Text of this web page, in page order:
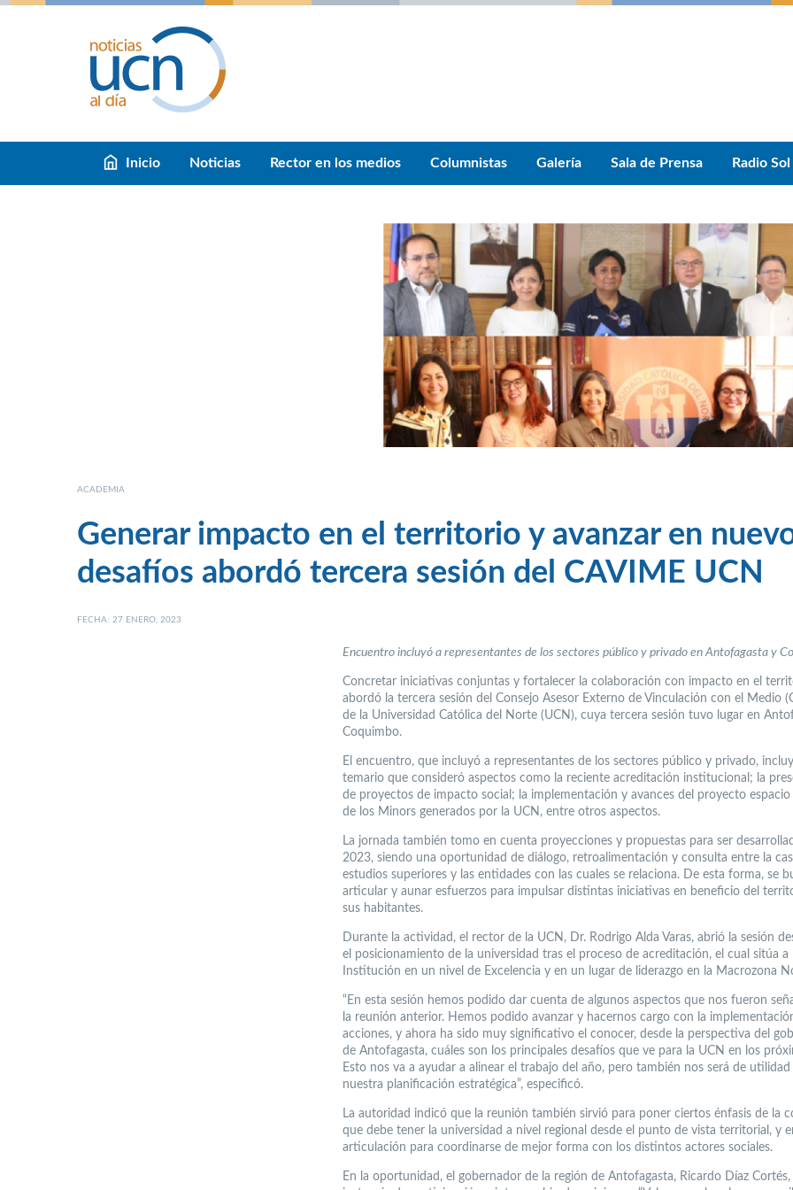
Inicio Noticias Rector en los medios Columnistas Galería Sala de Prensa Radio Sol
ACADEMIA
Generar impacto en el territorio y avanzar en
desafíos abordó tercera sesión del CAVIME UCN
FECHA: 27 ENERO, 2023
Encuentro incluyó a representantes de los sectores público y privado en Antofagasta y
Concretar iniciativas conjuntas y fortalecer la colaboración con impacto en el
abordó la tercera sesión del Consejo Asesor Externo de Vinculación con el Medio
de la Universidad Católica del Norte (UCN), cuya tercera sesión tuvo lugar en
Coquimbo.
El encuentro, que incluyó a representantes de los sectores público y privado,
temario que consideró aspectos como la reciente acreditación institucional; la
de proyectos de impacto social; la implementación y avances del proyecto espacio
de los Minors generados por la UCN, entre otros aspectos.
La jornada también tomo en cuenta proyecciones y propuestas para ser
2023, siendo una oportunidad de diálogo, retroalimentación y consulta entre la
estudios superiores y las entidades con las cuales se relaciona. De esta forma, se
articular y aunar esfuerzos para impulsar distintas iniciativas en beneficio del
sus habitantes.
Durante la actividad, el rector de la UCN, Dr. Rodrigo Alda Varas, abrió la sesión
el posicionamiento de la universidad tras el proceso de acreditación, el cual sitúa a
Institución en un nivel de Excelencia y en un lugar de liderazgo en la Macrozona
“En esta sesión hemos podido dar cuenta de algunos aspectos que nos fueron
la reunión anterior. Hemos podido avanzar y hacernos cargo con la
acciones, y ahora ha sido muy significativo el conocer, desde la perspectiva del
de Antofagasta, cuáles son los principales desafíos que ve para la UCN en los
Esto nos va a ayudar a alinear el trabajo del año, pero también nos será de utilidad
nuestra planificación estratégica”, especificó.
La autoridad indicó que la reunión también sirvió para poner ciertos énfasis de la
que debe tener la universidad a nivel regional desde el punto de vista territorial, y
articulación para coordinarse de mejor forma con los distintos actores sociales.
En la oportunidad, el gobernador de la región de Antofagasta, Ricardo Díaz